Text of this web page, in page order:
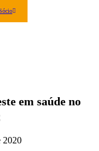
em saúde no
2020